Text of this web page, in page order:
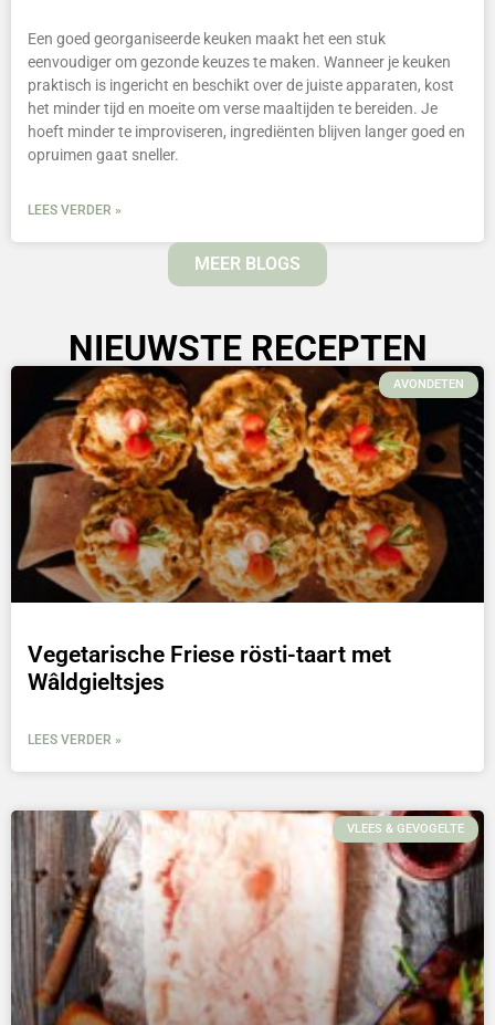
Een goed georganiseerde keuken maakt het een stuk
eenvoudiger om gezonde keuzes te maken. Wanneer je keuken
praktisch is ingericht en beschikt over de juiste apparaten, kost
het minder tijd en moeite om verse maaltijden te bereiden. Je
hoeft minder te improviseren, ingrediënten blijven langer goed en
opruimen gaat sneller.
LEES VERDER »
MEER BLOGS
NIEUWSTE RECEPTEN
AVONDETEN
Vegetarische Friese rösti-taart met
Wâldgieltsjes
LEES VERDER »
VLEES & GEVOGELTE